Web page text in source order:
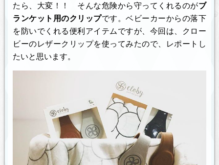
たら、大変！！ そんな危険から守ってくれるのがブ
ランケット用のクリップです。ベビーカーからの落下
を防いでくれる便利アイテムですが、今回は、クロー
ビーのレザークリップを使ってみたので、レポートし
たいと思います。